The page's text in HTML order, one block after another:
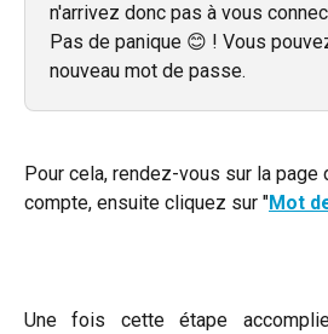
n'arrivez donc pas à vous
Pas de panique 😊 ! Vous
nouveau mot de passe.
Pour cela, rendez-vous sur la page
compte, ensuite cliquez sur "Mot
Une fois cette étape